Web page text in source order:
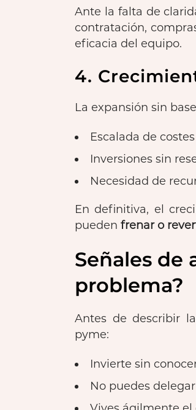
Ante la falta de
contratación,
eficacia del equipo.
4.
La expansión sin
Escalada de
Inversiones sin
Necesidad de
En definitiva, el
pueden frenar o
Señales de
problema?
Antes de describir
pyme:
Invierte sin
No puedes